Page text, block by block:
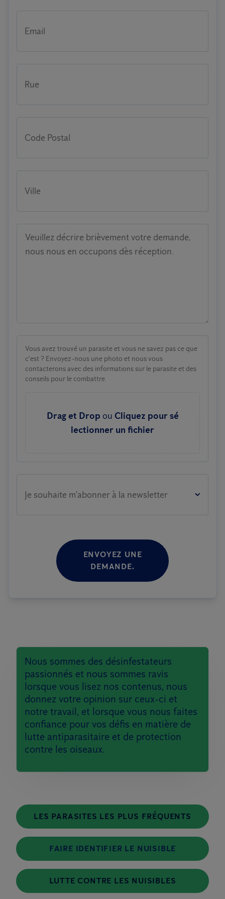
Email
Rue
Code Postal
Ville
Veuillez décrire brièvement votre demande,
nous nous en occupons dès réception.
Vous avez trouvé un parasite et vous ne savez pas ce que
c'est ? Envoyez-nous une photo et nous vous
contacterons avec des informations sur le parasite et des
conseils pour le combattre.
Drag et Drop ou Cliquez pour sé
lectionner un fichier
Je souhaite m'abonner à la newsletter
ENVOYEZ UNE
DEMANDE.
Nous sommes des désinfestateurs
passionnés et nous sommes ravis
lorsque vous lisez nos contenus, nous
donnez votre opinion sur ceux-ci et
notre travail, et lorsque vous nous faites
confiance pour vos défis en matière de
lutte antiparasitaire et de protection
contre les oiseaux.
LES PARASITES LES PLUS FRÉQUENTS
FAIRE IDENTIFIER LE NUISIBLE
LUTTE CONTRE LES NUISIBLES